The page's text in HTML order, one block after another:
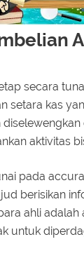
secara
setara kas
aktivitas
pada
berisikan
ahli
untuk